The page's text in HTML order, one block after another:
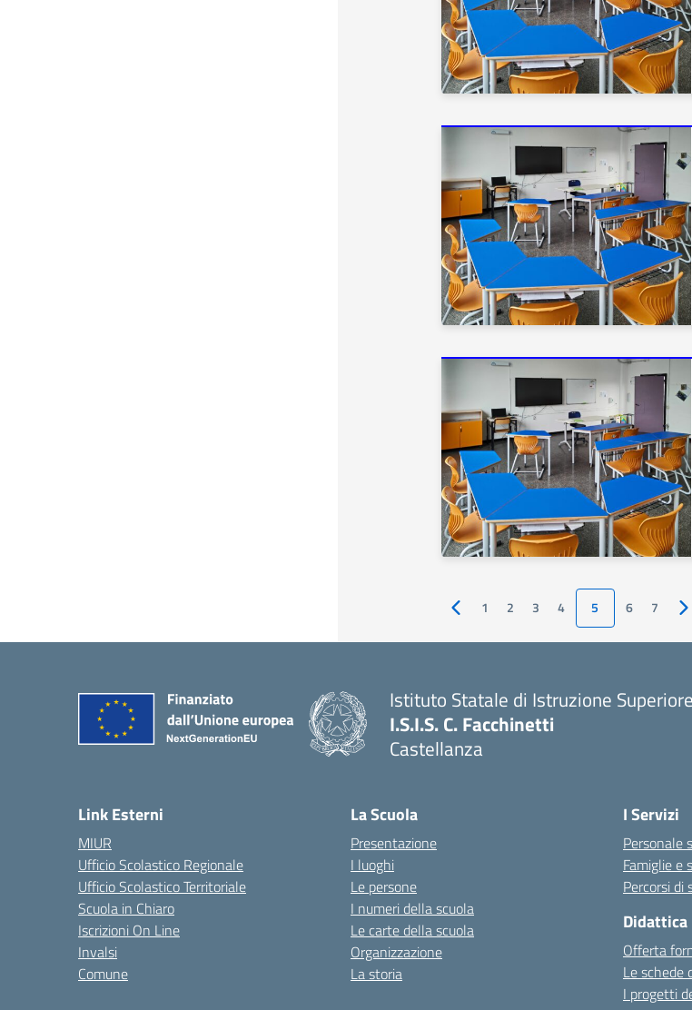
Pagina precedente
1 2 3 4 5 6 7
Istituto Statale di Istruzione Superiore
I.S.I.S. C. Facchinetti
Castellanza
Link Esterni
MIUR
Ufficio Scolastico Regionale
Ufficio Scolastico Territoriale
Scuola in Chiaro
Iscrizioni On Line
Invalsi
Comune
La Scuola
Presentazione
I luoghi
Le persone
I numeri della scuola
Le carte della scuola
Organizzazione
La storia
I Servizi
Personale
Famiglie e
Percorsi di
Didattica
Offerta
Le schede
I progetti